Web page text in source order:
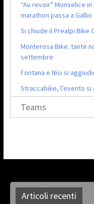
“Au revoir” Monselice
marathon passa a Gallio
Si chiude il Prealpi Bike
Monterosa Bike: tante
settembre
Fontana e Nisi si
Straccabike, l’evento si
Teams
Articoli recenti